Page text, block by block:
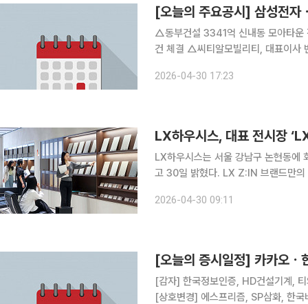
[오늘의 주요공시] 삼성전자
△동부건설 3341억 신내동 모아타
건 체결 △씨티알모빌리티, 대표이사
년比 7.2%↑ △삼성전자, 1분기 영
2026-04-30 17:23
LX하우시스, 대표 전시장
LX하우시스는 서울 강남구 논현동에
고 30일 밝혔다. LX Z:IN 브랜드만의 철학, 디자인, 기술력과 제품을 종합적으로 경험하고 바로 제
서 만나볼 수 있는 ‘인사이트 스튜디오
2026-04-30 09:11
[오늘의 증시일정] 카카오ㆍ
[감자] 한국정보인증, HD건설기계,
[상호변경] 에스프리즘, SP삼화, 한